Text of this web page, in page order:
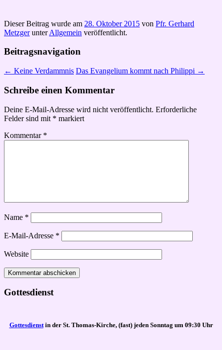
Dieser Beitrag wurde am 28. Oktober 2015 von Pfr. Gerhard
MetzgerunterAllgemein veröffentlicht.
Beitragsnavigation
← Keine Verdammnis Das Evangelium kommt nach Philippi →
Schreibe einen Kommentar
Deine E-Mail-Adresse wird nicht veröffentlicht. Erforderliche
Felder sind mit * markiert
Kommentar *
Name *
E-Mail-Adresse *
Website
Gottesdienst
Gottesdienstin der St. Thomas-Kirche, (fast) jeden Sonntag um 09:30 Uhr